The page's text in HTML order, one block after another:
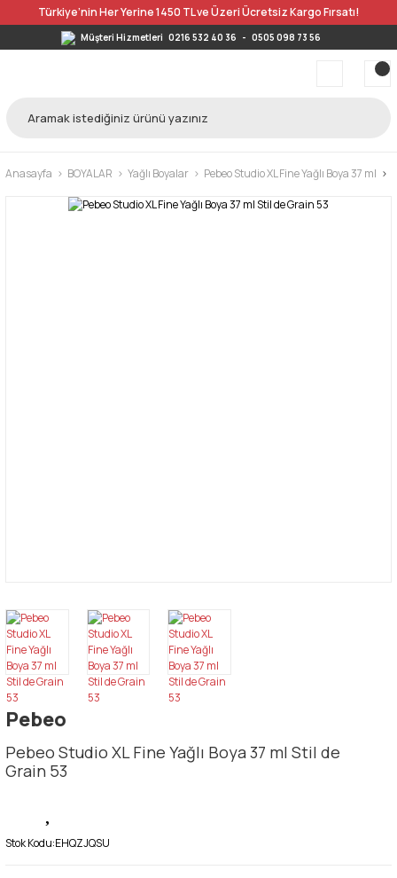
Türkiye’nin Her Yerine 1450 TL ve Üzeri Ücretsiz Kargo Fırsatı!
Müşteri Hizmetleri 0216 532 40 36 - 0505 098 73 56
Anasayfa BOYALAR Yağlı Boyalar Pebeo Studio XL Fine Yağlı Boya 37 ml
Pebeo
Pebeo Studio XL Fine Yağlı Boya 37 ml Stil de
Grain 53
Stok Kodu:EHQZJQSU